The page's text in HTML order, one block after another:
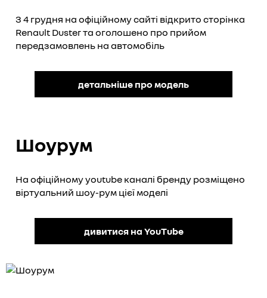
З 4 грудня на офіційному сайті відкрито сторінка
Renault Duster та оголошено про прийом
передзамовлень на автомобіль
детальніше про модель
Шоурум
На офіційному youtube каналі бренду розміщено
віртуальний шоу-рум цієї моделі
дивитися на YouTube